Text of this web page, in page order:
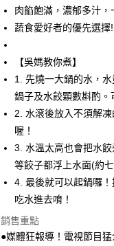
悠遊付
Google Pay
貨到付款
運送方式
本島冷凍／宅配有運費
每筆NT$200，滿
外島冷凍／宅配有運費
每筆NT$400，滿
冷凍貨到付款/有運費
每筆NT$230，滿
肉餡飽滿，濃郁多汁，
蔬食愛好者的優先選擇!
【吳媽教你煮】
1. 先燒一大鍋的水，
鍋子及水餃顆數斟酌。
2. 水滾後放入不須解
喔！
3. 水溫太高也會把水
等餃子都浮上水面(約
4. 最後就可以起鍋囉
吃水進去唷！
銷售重點
●媒體狂報導！電視節目